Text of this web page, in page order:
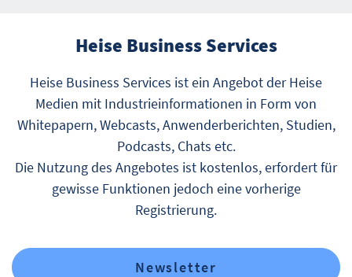
Heise Business Services
Heise Business Services ist ein Angebot der Heise
Medien mit Industrieinformationen in Form von
Whitepapern, Webcasts, Anwenderberichten, Studien,
Podcasts, Chats etc.
Die Nutzung des Angebotes ist kostenlos, erfordert für
gewisse Funktionen jedoch eine vorherige
Registrierung.
Newsletter